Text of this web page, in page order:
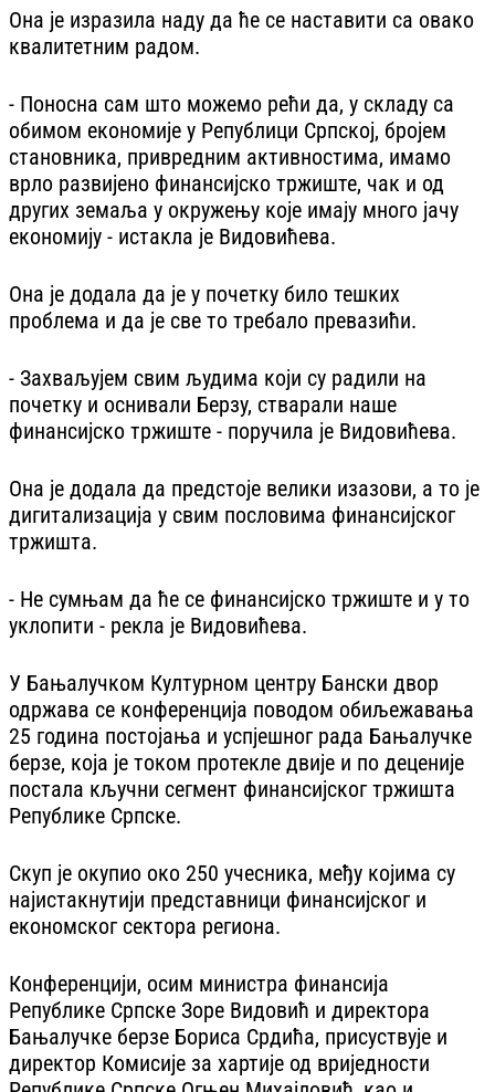
Она је изразила наду да ће се наставити са овако
квалитетним радом.
- Поносна сам што можемо рећи да, у складу са
обимом економије у Републици Српској, бројем
становника, привредним активностима, имамо
врло развијено финансијско тржиште, чак и од
других земаља у окружењу које имају много јачу
економију - истакла је Видовићева.
Она је додала да је у почетку било тешких
проблема и да је све то требало превазићи.
- Захваљујем свим људима који су радили на
почетку и оснивали Берзу, стварали наше
финансијско тржиште - поручила је Видовићева.
Она је додала да предстоје велики изазови, а то је
дигитализација у свим пословима финансијског
тржишта.
- Не сумњам да ће се финансијско тржиште и у то
уклопити - рекла је Видовићева.
У Бањалучком Културном центру Бански двор
одржава се конференција поводом обиљежавања
25 година постојања и успјешног рада Бањалучке
берзе, која је током протекле двије и по деценије
постала кључни сегмент финансијског тржишта
Републике Српске.
Скуп је окупио око 250 учесника, међу којима су
најистакнутији представници финансијског и
економског сектора региона.
Конференцији, осим министра финансија
Републике Српске Зоре Видовић и директора
Бањалучке берзе Бориса Срдића, присуствује и
директор Комисије за хартије од вриједности